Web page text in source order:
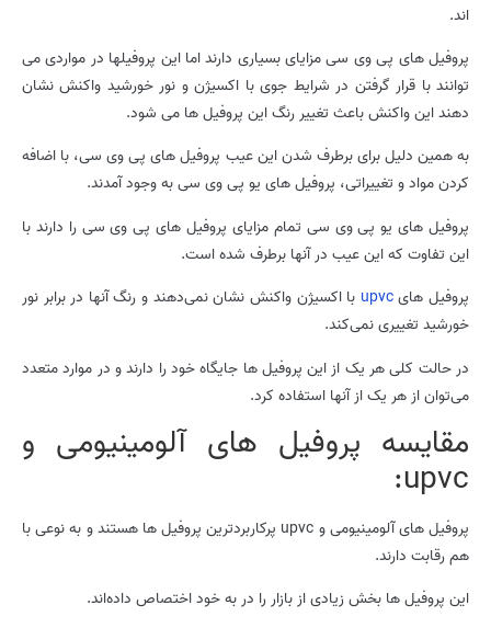
اند.
پروفیل های پی وی سی مزایای بسیاری دارند اما این پروفیلها در مواردی می
توانند با قرار گرفتن در شرایط جوی با اکسیژن و نور خورشید واکنش نشان
دهند این واکنش باعث تغییر رنگ این پروفیل ها می شود.
به همین دلیل برای برطرف شدن این عیب پروفیل های پی وی سی، با اضافه
کردن مواد و تغییراتی، پروفیل های یو پی وی سی به وجود آمدند.
پروفیل های یو پی وی سی تمام مزایای پروفیل های پی وی سی را دارند با
این تفاوت که این عیب در آنها برطرف شده است.
پروفیل هایupvc با اکسیژن واکنش نشان نمی‌دهند و رنگ آنها در برابر نور
خورشید تغییری نمی‌کند.
در حالت کلی هر یک از این پروفیل ها جایگاه خود را دارند و در موارد متعدد
می‌توان از هر یک از آنها استفاده کرد.
مقایسه پروفیل های آلومینیومی و
upvc:
پروفیل های آلومینیومی و upvc پرکاربردترین پروفیل ها هستند و به نوعی با
هم رقابت دارند.
این پروفیل ها بخش زیادی از بازار را در به خود اختصاص داده‌اند.